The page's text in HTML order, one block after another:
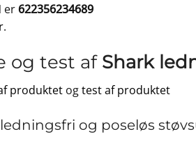
er622356234689
.
og test af Shark
produktet ogtest af produktet
og poseløs